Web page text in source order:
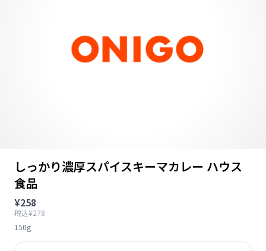
しっかり濃厚スパイスキーマカレー ハウス
食品
¥258
税込¥278
150g